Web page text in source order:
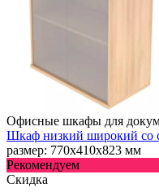
Офисные шкафы для
Шкаф низкий широкий со
размер: 770х410х823 мм
Рекомендуем
Скидка